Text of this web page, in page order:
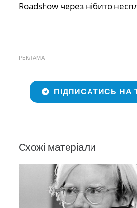
Roadshow через нібито
РЕКЛАМА
ПІДПИСАТИСЬ НА
Схожі матеріали